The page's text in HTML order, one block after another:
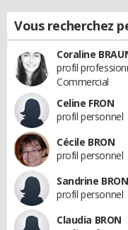
Vous recherchez
Coraline
profil
Commercial
Celine FRON
profil personnel
Cécile BRON
profil personnel
Sandrine BRON
profil personnel
Claudia BRON